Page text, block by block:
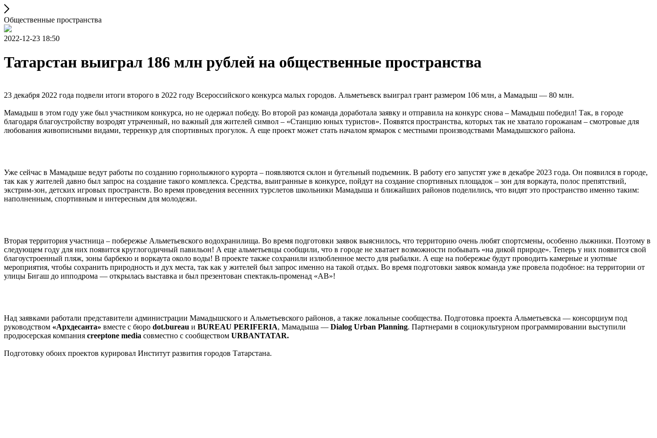
Общественные пространства
2022-12-23 18:50
Татарстан выиграл 186 млн рублей на общественные пространства
23 декабря 2022 года подвели итоги второго в 2022 году Всероссийского конкурса малых городов. Альметьевск выиграл грант размером 106 млн, а Мамадыш — 80 млн.
Мамадыш в этом году уже был участником конкурса, но не одержал победу. Во второй раз команда доработала заявку и отправила на конкурс снова – Мамадыш победил! Так, в городе
благодаря благоустройству возродят утраченный, но важный для жителей символ – «Станцию юных туристов». Появятся пространства, которых так не хватало горожанам – смотровые для
любования живописными видами, терренкур для спортивных прогулок. А еще проект может стать началом ярмарок с местными производствами Мамадышского района.
Уже сейчас в Мамадыше ведут работы по созданию горнолыжного курорта – появляются склон и бугельный подъемник. В работу его запустят уже в декабре 2023 года. Он появился в городе,
так как у жителей давно был запрос на создание такого комплекса. Средства, выигранные в конкурсе, пойдут на создание спортивных площадок – зон для воркаута, полос препятствий,
экстрим-зон, детских игровых пространств. Во время проведения весенних турслетов школьники Мамадыша и ближайших районов поделились, что видят это пространство именно таким:
наполненным, спортивным и интересным для молодежи.
Вторая территория участница – побережье Альметьевского водохранилища. Во время подготовки заявок выяснилось, что территорию очень любят спортсмены, особенно лыжники. Поэтому в
следующем году для них появится круглогодичный павильон! А еще альметьевцы сообщили, что в городе не хватает возможности побывать «на дикой природе». Теперь у них появится свой
благоустроенный пляж, зоны барбекю и воркаута около воды! В проекте также сохранили излюбленное место для рыбалки. А еще на побережье будут проводить камерные и уютные
мероприятия, чтобы сохранить природность и дух места, так как у жителей был запрос именно на такой отдых. Во время подготовки заявок команда уже провела подобное: на территории от
улицы Бигаш до ипподрома — открылась выставка и был презентован спектакль-променад «АВ»!
Над заявками работали представители администрации Мамадышского и Альметьевского районов, а также локальные сообщества. Подготовка проекта Альметьевска — консорциум под
руководством «Архдесанта» вместе с бюро dot.bureau и BUREAU PERIFERIA, Мамадыша — Dialog Urban Planning. Партнерами в социокультурном программировании выступили
продюсерская компания creeptone media совместно с сообществом URBANTATAR.
Подготовку обоих проектов курировал Институт развития городов Татарстана.